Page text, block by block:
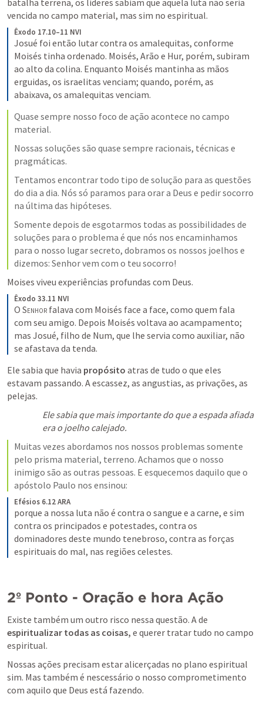
batalha terrena, os lideres sabiam que aquela luta não seria
vencida no campo material, mas sim no espiritual.
Êxodo 17.10–11 NVI
Josué foi então lutar contra os amalequitas, conforme
Moisés tinha ordenado. Moisés, Arão e Hur, porém, subiram
ao alto da colina. Enquanto Moisés mantinha as mãos
erguidas, os israelitas venciam; quando, porém, as
abaixava, os amalequitas venciam.
Quase sempre nosso foco de ação acontece no campo
material.
Nossas soluções são quase sempre racionais, técnicas e
pragmáticas.
Tentamos encontrar todo tipo de solução para as questões
do dia a dia. Nós só paramos para orar a Deus e pedir socorro
na última das hipóteses.
Somente depois de esgotarmos todas as possibilidades de
soluções para o problema é que nós nos encaminhamos
para o nosso lugar secreto, dobramos os nossos joelhos e
dizemos: Senhor vem com o teu socorro!
Moises viveu experiências profundas com Deus.
Êxodo 33.11 NVI
O Senhor falava com Moisés face a face, como quem fala
com seu amigo. Depois Moisés voltava ao acampamento;
mas Josué, filho de Num, que lhe servia como auxiliar, não
se afastava da tenda.
Ele sabia que havia propósito atras de tudo o que eles
estavam passando. A escassez, as angustias, as privações, as
pelejas.
Ele sabia que mais importante do que a espada afiada
era o joelho calejado.
Muitas vezes abordamos nos nossos problemas somente
pelo prisma material, terreno. Achamos que o nosso
inimigo são as outras pessoas. E esquecemos daquilo que o
apóstolo Paulo nos ensinou:
Efésios 6.12 ARA
porque a nossa luta não é contra o sangue e a carne, e sim
contra os principados e potestades, contra os
dominadores deste mundo tenebroso, contra as forças
espirituais do mal, nas regiões celestes.
2º Ponto - Oração e hora Ação
espiritualizar todas as coisas, e querer tratar tudo no campo
espiritual.
Nossas ações precisam estar alicerçadas no plano espiritual
sim. Mas também é nescessário o nosso comprometimento
com aquilo que Deus está fazendo.